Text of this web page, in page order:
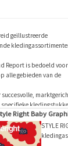
geïllustreerde
Report is bedoeld voor
alle gebieden van de
broeken, jassen en
en een groot
Right Baby
STYLE